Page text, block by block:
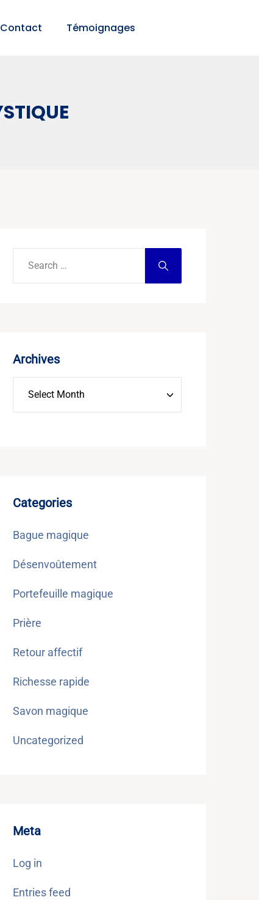
Contact Témoignages
Archives
Categories
Bague magique
Désenvoûtement
Portefeuille magique
Prière
Retour affectif
Richesse rapide
Savon magique
Uncategorized
Meta
Log in
Entries feed